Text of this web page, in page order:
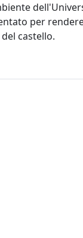
per
castello.